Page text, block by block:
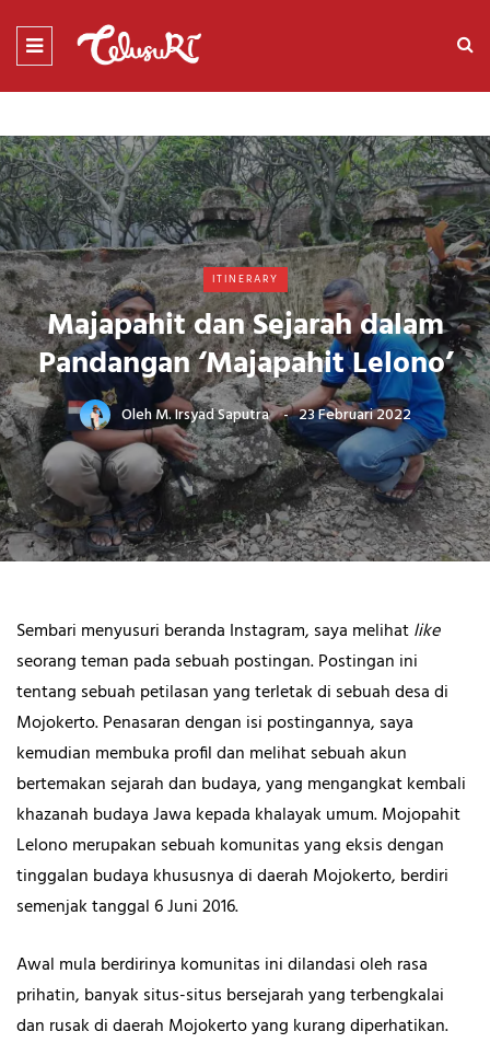
ITINERARY
Majapahit dan Sejarah dalam
Pandangan ‘Majapahit Lelono’
OlehM. Irsyad Saputra 23 Februari 2022
Sembari menyusuri beranda Instagram, saya melihatlike
seorang teman pada sebuah postingan. Postingan ini
tentang sebuah petilasan yang terletak di sebuah desa di
Mojokerto. Penasaran dengan isi postingannya, saya
kemudian membuka profil dan melihat sebuah akun
bertemakan sejarah dan budaya, yang mengangkat kembali
khazanah budaya Jawa kepada khalayak umum. Mojopahit
Lelono merupakan sebuah komunitas yang eksis dengan
tinggalan budaya khususnya di daerah Mojokerto, berdiri
semenjak tanggal 6 Juni 2016.
Awal mula berdirinya komunitas ini dilandasi oleh rasa
prihatin, banyak situs-situs bersejarah yang terbengkalai
dan rusak di daerah Mojokerto yang kurang diperhatikan.